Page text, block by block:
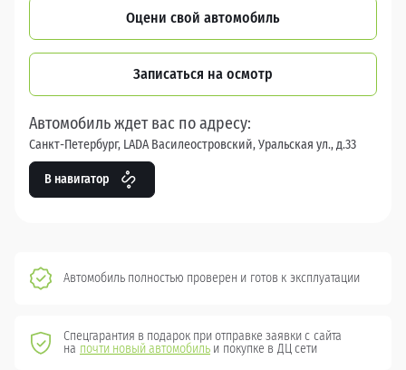
Оцени свой автомобиль
Записаться на осмотр
Автомобиль ждет вас по адресу:
Санкт-Петербург, LADA Василеостровский, Уральская ул., д.33
В навигатор
Автомобиль полностью проверен и готов к эксплуатации
Спецгарантия в подарок при отправке заявки с сайта
на почти новый автомобиль и покупке в ДЦ сети